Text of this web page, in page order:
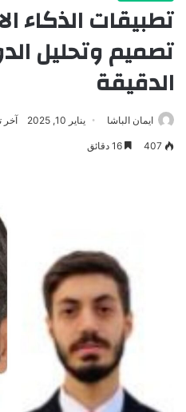
تطبيقات الذكاء
تصميم وتحليل
الدقيقة
ايمان الباشا يناير 10, 2025 آخر
407